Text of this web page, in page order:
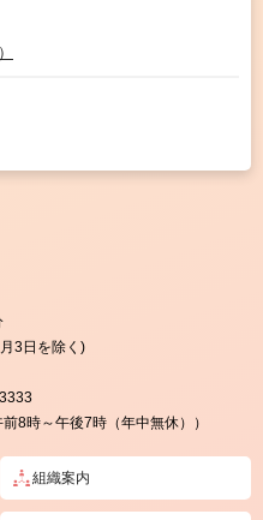
3日を除く)
8時～午後7時（年中無休））
組織案内